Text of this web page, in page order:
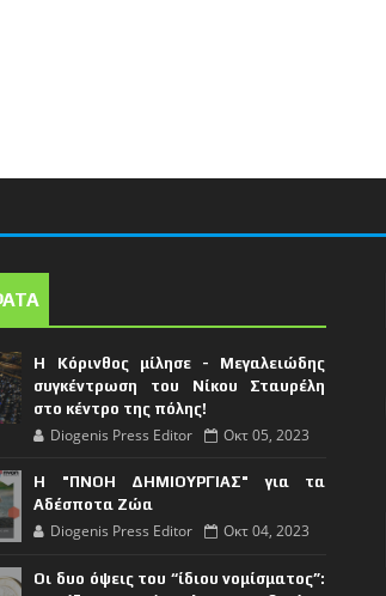
Η Κόρινθος μίλησε - Μεγαλειώδης
συγκέντρωση του Νίκου Σταυρέλη
στο κέντρο της πόλης!
Diogenis Press Editor Οκτ 05, 2023
Η "ΠΝΟΗ ΔΗΜΙΟΥΡΓΙΑΣ" για τα
Αδέσποτα Ζώα
Diogenis Press Editor Οκτ 04, 2023
Οι δυο όψεις του “ίδιου νομίσματος”: